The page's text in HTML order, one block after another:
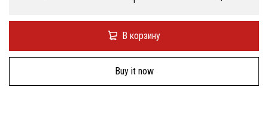
В корзину
Buy it now